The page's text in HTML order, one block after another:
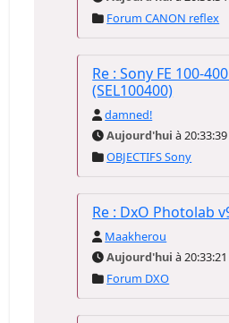
Forum CANON reflex
Re : Sony FE 100-
(SEL100400)
damned!
Aujourd'hui à 20:33:39
OBJECTIFS Sony
Re : DxO Photolab
Maakherou
Aujourd'hui à 20:33:21
Forum DXO